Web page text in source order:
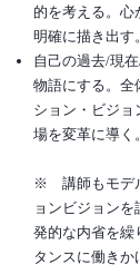
的を考える。心
明確に描き出す。
自己の過去/現
物語にする。全
ション・ビジョ
場を変革に導く。
※ 講師もモデ
ョンビジョン
発的な内省を繰
タンスに働きか